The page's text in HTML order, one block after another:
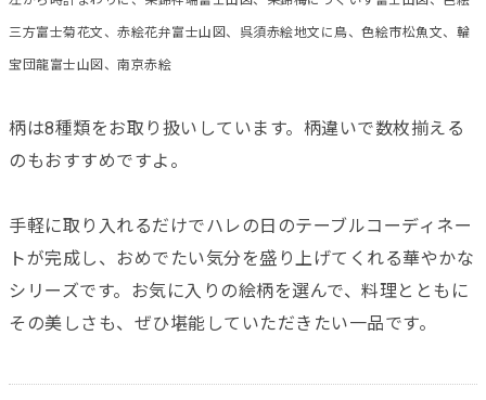
三方富士菊花文、赤絵花弁富士山図、呉須赤絵地文に鳥、色絵市松魚文、輪
宝団龍富士山図、南京赤絵
柄は8種類をお取り扱いしています。柄違いで数枚揃える
のもおすすめですよ。
手軽に取り入れるだけでハレの日のテーブルコーディネー
トが完成し、おめでたい気分を盛り上げてくれる華やかな
シリーズです。お気に入りの絵柄を選んで、料理とともに
その美しさも、ぜひ堪能していただきたい一品です。